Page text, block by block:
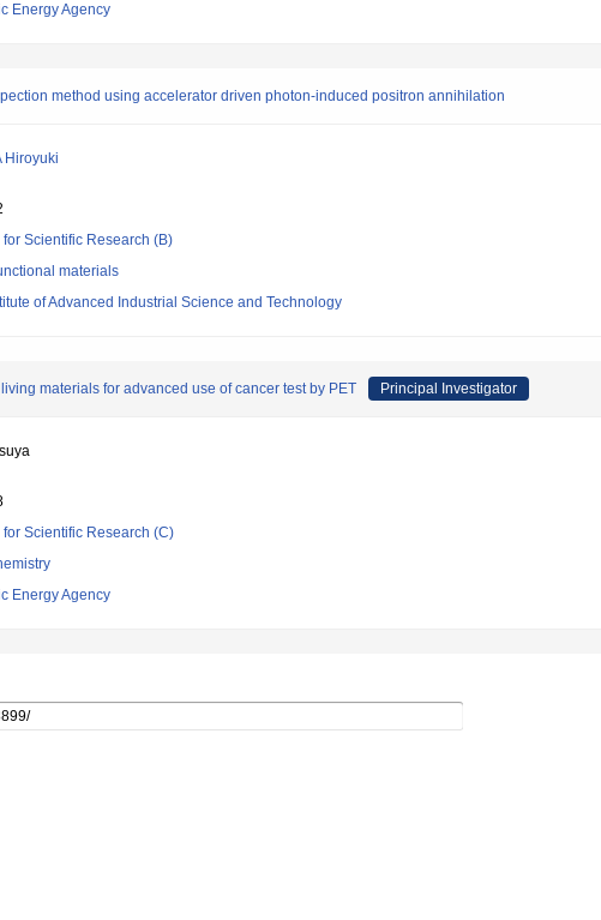
Energy Agency
method using accelerator driven photon-induced positron annihilation
Hiroyuki
Scientific Research (B)
materials
of Advanced Industrial Science and Technology
materials for advanced use of cancer test by PET Principal Investigator
Scientific Research (C)
Energy Agency